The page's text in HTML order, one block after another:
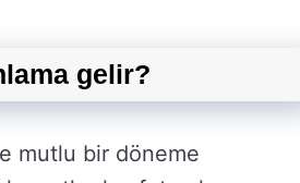
gelir?
mutlu bir döneme